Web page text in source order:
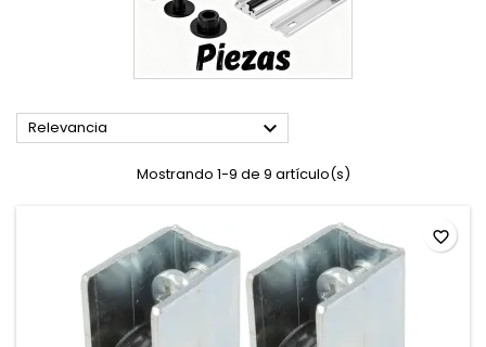
Relevancia 
Mostrando 1-9 de 9 artículo(s)
favorite_border